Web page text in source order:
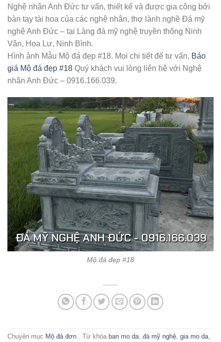
Nghệ nhân Anh Đức tư vấn, thiết kế và được gia công bởi
bàn tay tài hoa của các nghệ nhân, thợ lành nghề Đá mỹ
nghệ Anh Đức – tại Làng đá mỹ nghệ truyền thống Ninh
Vân, Hoa Lư, Ninh Bình.
Hình ảnh Mẫu Mộ đá đẹp #18. Mọi chi tiết để tư vấn, Báo
giá Mộ đá đẹp #18 Quý khách vui lòng liên hệ với Nghệ
nhân Anh Đức – 0916.166.039.
Mộ đá đẹp #18
Chuyên mục Mộ đá đơn . Từ khóa ban mo da, đá mỹ nghệ, gia mo da,